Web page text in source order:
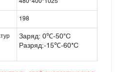
480*400*1025
198
Заряд: 0℃-50"C
Разряд:-15℃-60*C